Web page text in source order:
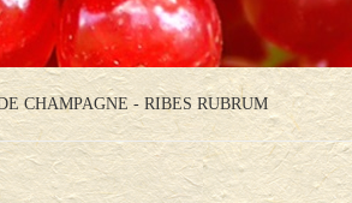
CHAMPAGNE - RIBES RUBRUM